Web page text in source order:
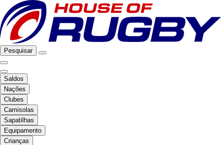
Pesquisar
Saldos
Nações
Clubes
Camisolas
Sapatilhas
Equipamento
Crianças